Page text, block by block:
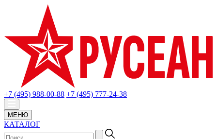
+7 (495) 988-00-88 +7 (495) 777-24-38
МЕНЮ
КАТАЛОГ